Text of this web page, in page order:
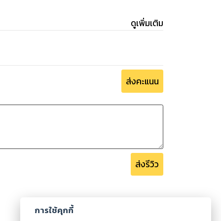
ดูเพิ่มเติม
ส่งคะแนน
ส่งรีวิว
การใช้คุกกี้